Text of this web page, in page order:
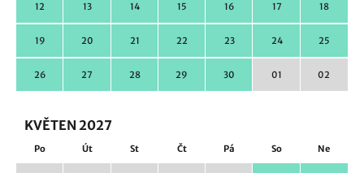
12 13 14 15 16 17 18
19 20 21 22 23 24 25
26 27 28 29 30 01 02
KVĚTEN 2027
Po Út St Čt Pá So Ne